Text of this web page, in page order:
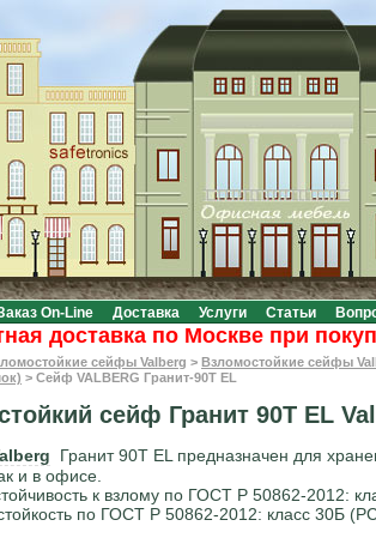
On-Line Доставка Услуги Статьи
доставка по Москве при покупке
сейфы Valberg > Взломостойкие сейфы
> Сейф VALBERG Гранит-90Т EL
сейф Гранит 90Т EL
Гранит 90Т EL предназначен для
и в офисе.
к взлому по ГОСТ Р 50862-2012:
по ГОСТ Р 50862-2012: класс 30Б